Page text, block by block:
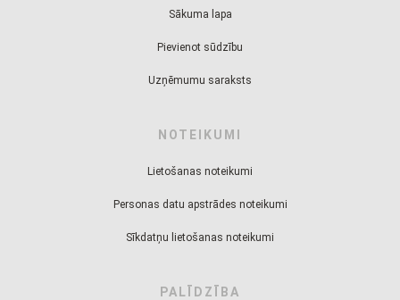
Sākuma lapa
Pievienot sūdzību
Uzņēmumu saraksts
NOTEIKUMI
Lietošanas noteikumi
Personas datu apstrādes noteikumi
Sīkdatņu lietošanas noteikumi
PALĪDZĪBA